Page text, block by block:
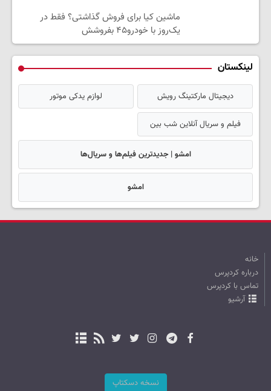
ماشین کیا برای فروش گذاشتی؟ فقط در
یک‌روز با خودرو۴۵ بفروشش
لینکستان
دیجیتال مارکتینگ رویش لوازم یدکی موتور
فیلم و سریال آنلاین شب بین
امشو | جدیدترین فیلم‌ها و سریال‌ها
امشو
خانه
درباره کردپرس
تماس با کردپرس
آرشیو
نسخه دسکتاپ